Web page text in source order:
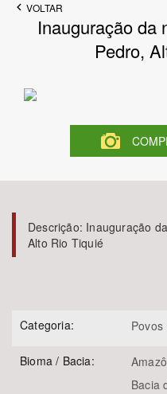
Área de Levantamento
VOLTAR
Inauguração da
Pedro,
Descrição: Inauguração
Alto Rio Tiquié
Categoria:
Bioma / Bacia:
Bacia